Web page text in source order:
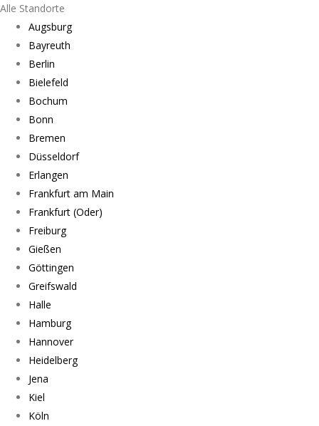
Alle Standorte
Augsburg
Bayreuth
Berlin
Bielefeld
Bochum
Bonn
Bremen
Düsseldorf
Erlangen
Frankfurt am Main
Frankfurt (Oder)
Freiburg
Gießen
Göttingen
Greifswald
Halle
Hamburg
Hannover
Heidelberg
Jena
Kiel
Köln